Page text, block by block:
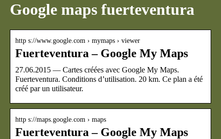
Google maps fuerteventura
http s://www.google.com › mymaps › viewer
Fuerteventura – Google My Maps
27.06.2015 — Cartes créées avec Google My Maps.
Fuerteventura. Conditions d’utilisation. 20 km. Ce plan a été
créé par un utilisateur.
http s://maps.google.com › maps
Fuerteventura – Google My Maps